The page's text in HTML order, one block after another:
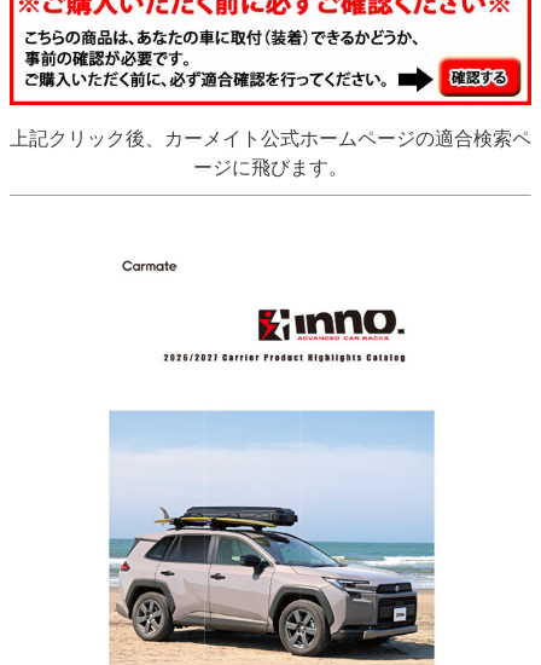
上記クリック後、カーメイト公式ホームページの適合検索ペ
ージに飛びます。